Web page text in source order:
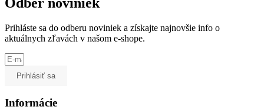
Prihláste sa do odberu noviniek a získajte najnovšie info o
aktuálnych zľavách v našom e-shope.
Prihlásiť sa
Informácie